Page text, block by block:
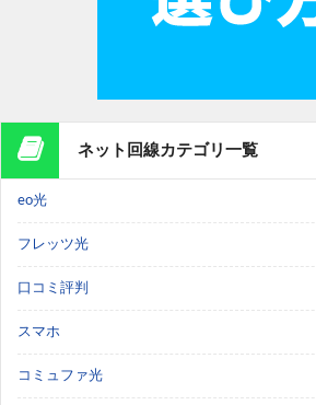
ネット回線カテゴリ一覧
eo光
フレッツ光
口コミ評判
スマホ
コミュファ光